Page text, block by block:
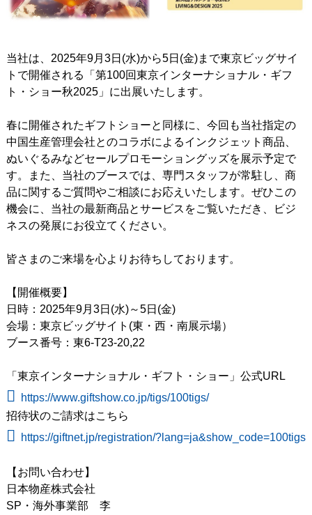
当社は、2025年9月3日(水)から5日(金)まで東京ビッグサイ
トで開催される「第100回東京インターナショナル・ギフ
ト・ショー秋2025」に出展いたします。
春に開催されたギフトショーと同様に、今回も当社指定の
中国生産管理会社とのコラボによるインクジェット商品、
ぬいぐるみなどセールプロモーショングッズを展示予定で
す。また、当社のブースでは、専門スタッフが常駐し、商
品に関するご質問やご相談にお応えいたします。ぜひこの
機会に、当社の最新商品とサービスをご覧いただき、ビジ
ネスの発展にお役立てください。
皆さまのご来場を心よりお待ちしております。
【開催概要】
日時：2025年9月3日(水)～5日(金)
会場：東京ビッグサイト(東・西・南展示場）
ブース番号：東6-T23-20,22
「東京インターナショナル・ギフト・ショー」公式URL
https://www.giftshow.co.jp/tigs/100tigs/
招待状のご請求はこちら
https://giftnet.jp/registration/?lang=ja&show_code=100tigs
【お問い合わせ】
日本物産株式会社
SP・海外事業部 李